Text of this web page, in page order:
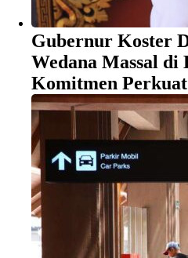
Gubernur Koster
Wedana Massal di
Komitmen